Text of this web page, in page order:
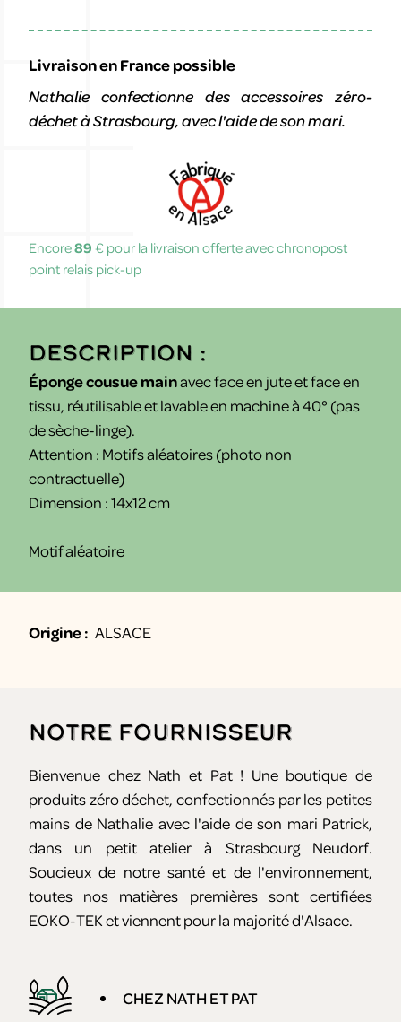
Livraison en France possible
Nathalie confectionne des accessoires zéro-
déchet à Strasbourg, avec l'aide de son mari.
Encore89 € pour la livraison offerte avec chronopost
point relais pick-up
Description :
Éponge cousue mainavec face en jute et face en
tissu, réutilisable et lavable en machine à 40° (pas
de sèche-linge).
Attention : Motifs aléatoires (photo non
contractuelle)
Dimension : 14x12 cm
Motif aléatoire
Origine : ALSACE
Notre fournisseur
Bienvenue chez Nath et Pat ! Une boutique de
produits zéro déchet, confectionnés par les petites
mains de Nathalie avec l'aide de son mari Patrick,
dans un petit atelier à Strasbourg Neudorf.
Soucieux de notre santé et de l'environnement,
toutes nos matières premières sont certifiées
EOKO-TEK et viennent pour la majorité d'Alsace.
CHEZ NATH ET PAT